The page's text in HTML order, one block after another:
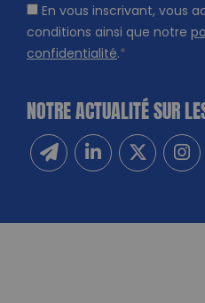
En vous inscrivant, vous
conditions ainsi que notre
confidentialité.*
NOTRE ACTUALITÉ SUR